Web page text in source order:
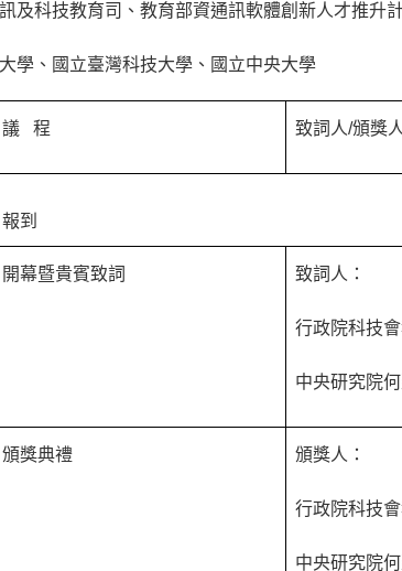
及科技教育司、教育部資通訊軟體創新人才推升
學、國立臺灣科技大學、國立中央大學
議 程 致詞人/頒獎
報到
開幕暨貴賓致詞 致詞人：
行政院科技
中央研究院
頒獎典禮 頒獎人：
行政院科技
中央研究院